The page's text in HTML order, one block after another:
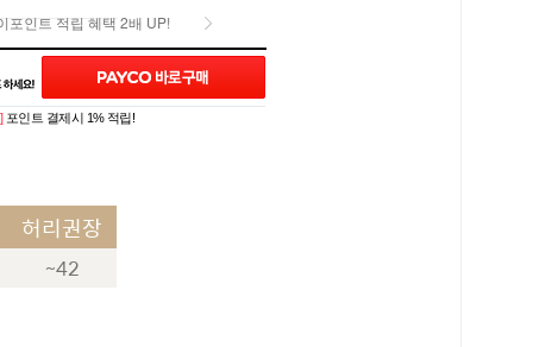
포인트 적립 혜택 2배 UP!
포인트 적립 혜택 2배 UP!
포인트 결제시 1% 적립!
(0)
허리권장
~42